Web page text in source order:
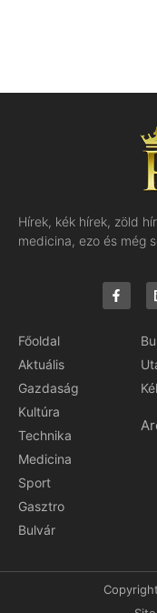
Hírek, kék hírek, zöld
medicina, ezo és még
Főoldal
Aktuális
Gazdaság
Kultúra
Technika
Medicina
Sport
Gasztro
Bulvár